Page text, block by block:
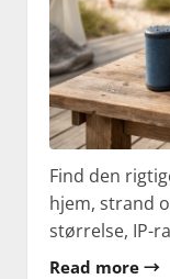
Find den
hjem, strand
størrelse, IP-
Read more →